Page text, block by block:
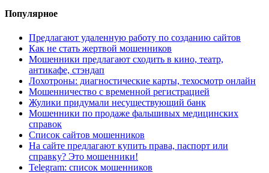
Популярное
Предлагают удаленную работу по созданию сайтов
Как не стать жертвой мошенников
Мошенники предлагают сходить в кино, театр,
антикафе, стэндап
Лохотроны: диагностические карты, техосмотр онлайн
Мошенничество с временной регистрацией
Жулики придумали несуществующий банк
Мошенники по продаже фальшивых медицинских
справок
Список сайтов мошенников
На сайте предлагают купить права, паспорт или
справку? Это мошенники!
Telegram: список мошенников